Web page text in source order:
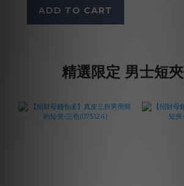
ADD TO CART
精選限定 男士短